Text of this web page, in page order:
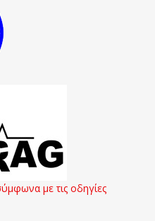
με τις οδηγίες